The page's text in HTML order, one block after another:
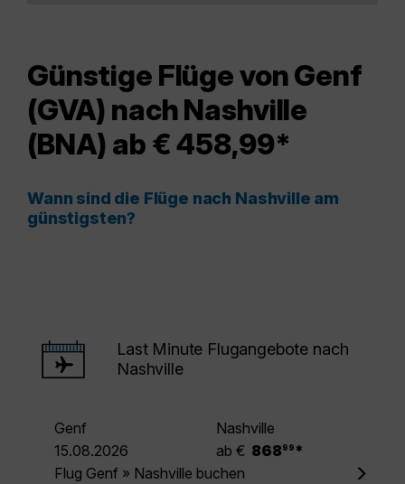
Günstige Flüge von Genf
(GVA) nach Nashville
(BNA) ab € 458,99*
Wann sind die Flüge nach Nashville am
günstigsten?
Last Minute Flugangebote nach
Nashville
Genf
Nashville
15.08.2026
ab € 868 99 *
Flug Genf » Nashville buchen